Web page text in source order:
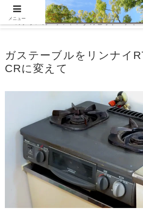
WordPressでつくる趣味の個人ブログです。
のテラスガーデン、メダカビオトープ 、
ガステーブルをリンナイ
CRに変えて
メニュー